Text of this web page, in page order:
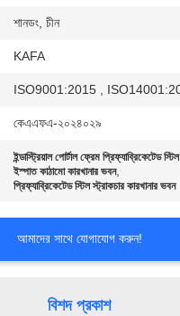
শানডং, চীন
KAFA
ISO9001:2015 ,
কেএএফএ-২০২৪০২৯
ইন্ডাস্ট্রিয়াল পোর্টাল ফ্রেম প্রিফ্যাব্রিকেটেড স্টিল
ইস্পাত কাঠামো কারখানার ভবন,
প্রিফ্যাব্রিকেটেড স্টিল স্ট্রাকচার কারখানার ভবন
আমাদের সাথে যোগাযোগ করুন!
বিশদ প্রকাশ